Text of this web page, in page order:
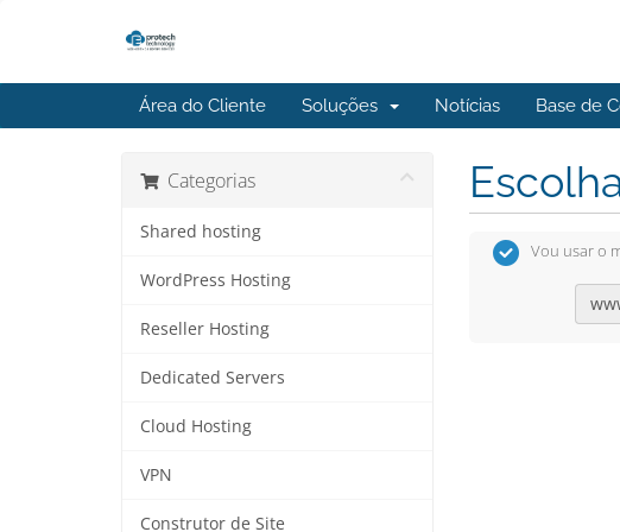
Área do Cliente Soluções Notícias Base de
Categorias
Shared hosting
WordPress Hosting
Reseller Hosting
Dedicated Servers
Cloud Hosting
VPN
Construtor de Site
Vou usar o